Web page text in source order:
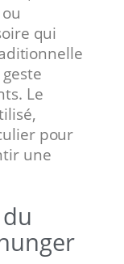
qui
Le
pour
une